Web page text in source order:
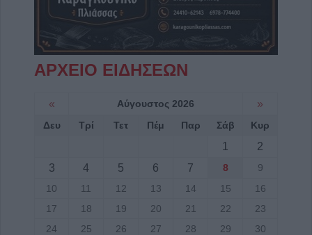
ΑΡΧΕΙΟ ΕΙΔΗΣΕΩΝ
« Αύγουστος 2026 »
Δευ Τρί Τετ Πέμ Παρ Σάβ Κυρ
1
2
3
4 5 6 7 8
9
10
11 12 13 14 15
16
17
18 19 20 21 22
23
24
25 26 27 28 29
30